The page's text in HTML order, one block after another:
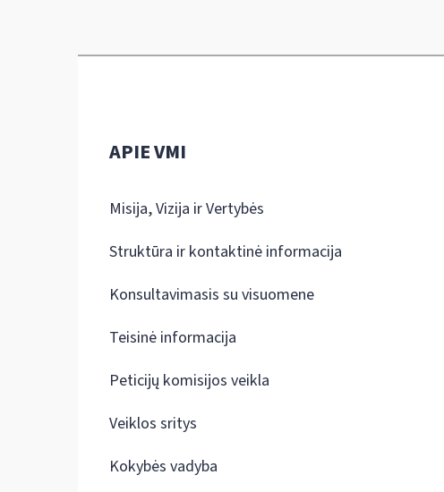
APIE VMI
Misija, Vizija ir Vertybės
Struktūra ir kontaktinė informacija
Konsultavimasis su visuomene
Teisinė informacija
Peticijų komisijos veikla
Veiklos sritys
Kokybės vadyba